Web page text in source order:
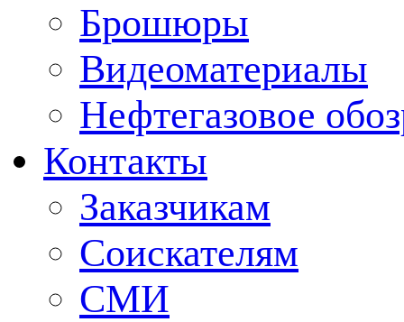
Брошюры
Видеоматериалы
Нефтегазовое
Контакты
Заказчикам
Соискателям
СМИ